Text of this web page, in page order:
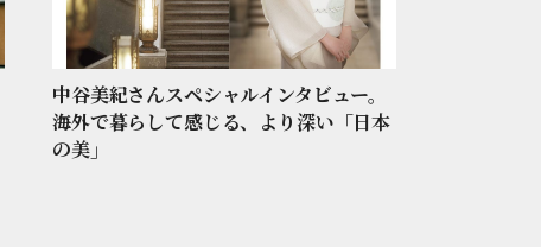
中谷美紀さんスペシャルインタビュー。
海外で暮らして感じる、より深い「日本
の美」